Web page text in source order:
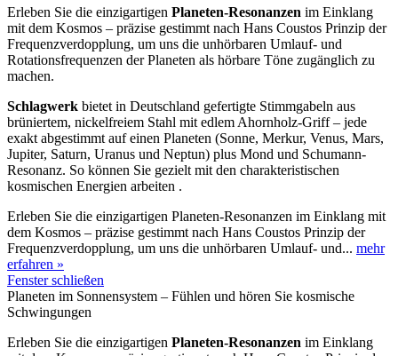
Erleben Sie die einzigartigen Planeten-Resonanzen im Einklang
mit dem Kosmos – präzise gestimmt nach Hans Coustos Prinzip der
Frequenzverdopplung, um uns die unhörbaren Umlauf- und
Rotationsfrequenzen der Planeten als hörbare Töne zugänglich zu
machen.
Schlagwerk bietet in Deutschland gefertigte Stimmgabeln aus
brüniertem, nickelfreiem Stahl mit edlem Ahornholz-Griff – jede
exakt abgestimmt auf einen Planeten (Sonne, Merkur, Venus, Mars,
Jupiter, Saturn, Uranus und Neptun) plus Mond und Schumann-
Resonanz. So können Sie gezielt mit den charakteristischen
kosmischen Energien arbeiten .
Erleben Sie die einzigartigen Planeten-Resonanzen im Einklang mit
dem Kosmos – präzise gestimmt nach Hans Coustos Prinzip der
Frequenzverdopplung, um uns die unhörbaren Umlauf- und... mehr
erfahren »
Fenster schließen
Planeten im Sonnensystem – Fühlen und hören Sie kosmische
Schwingungen
Erleben Sie die einzigartigen Planeten-Resonanzen im Einklang